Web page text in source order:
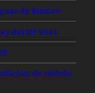
de México
del DF 2013
de cédula